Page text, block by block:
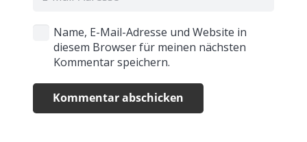
Name, E-Mail-Adresse und Website in
diesem Browser für meinen nächsten
Kommentar speichern.
Kommentar abschicken